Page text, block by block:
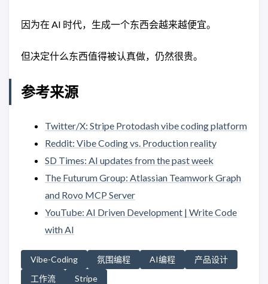
因为在 AI 时代，生成一个东西会越来越便宜。
但决定什么东西值得被认真做，仍然很贵。
参考来源
Twitter/X: Stripe Protodash vibe coding platform
Reddit: Vibe Coding vs. Production reality
SD Times: AI updates from the past week
The Futurum Group: Atlassian Teamwork Graph
and Rovo MCP Server
YouTube: AI Driven Development | Write Code
with AI
Vibe-Coding 氛围编程 AI编程
产品设计
工作流
Stripe